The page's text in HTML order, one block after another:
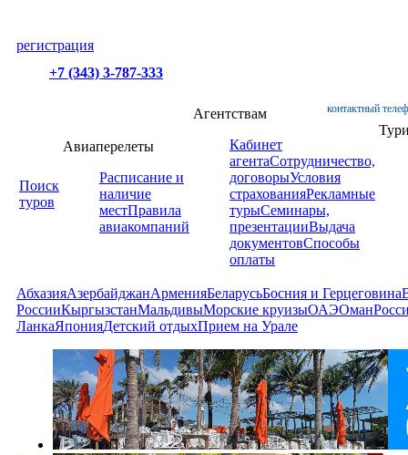
регистрация
+7 (343) 3-787-333
контактный
Поиск
туров
Авиаперелеты
Расписание и
наличие
местПравила
авиакомпаний
Агентствам
Кабинет
агентаСотрудничество,
договорыУсловия
страхованияРекламные
турыСеминары,
презентацииВыдача
документовСпособы
оплаты
АбхазияАзербайджанАрменияБеларусьБосния и Герцеговина
РоссииКыргызстанМальдивыМорские круизыОАЭОман
ЛанкаЯпонияДетский отдыхПрием на Урале